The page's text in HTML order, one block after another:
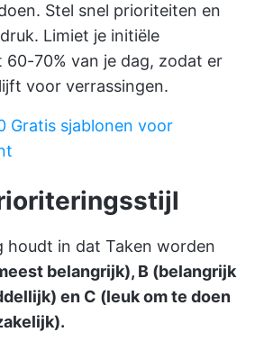
Stel snel prioriteiten en
Limiet je initiële
70% van je dag, zodat er
voor verrassingen.
Gratis sjablonen voor
houdt in dat Taken worden
belangrijk), B (belangrijk
en C (leuk om te doen